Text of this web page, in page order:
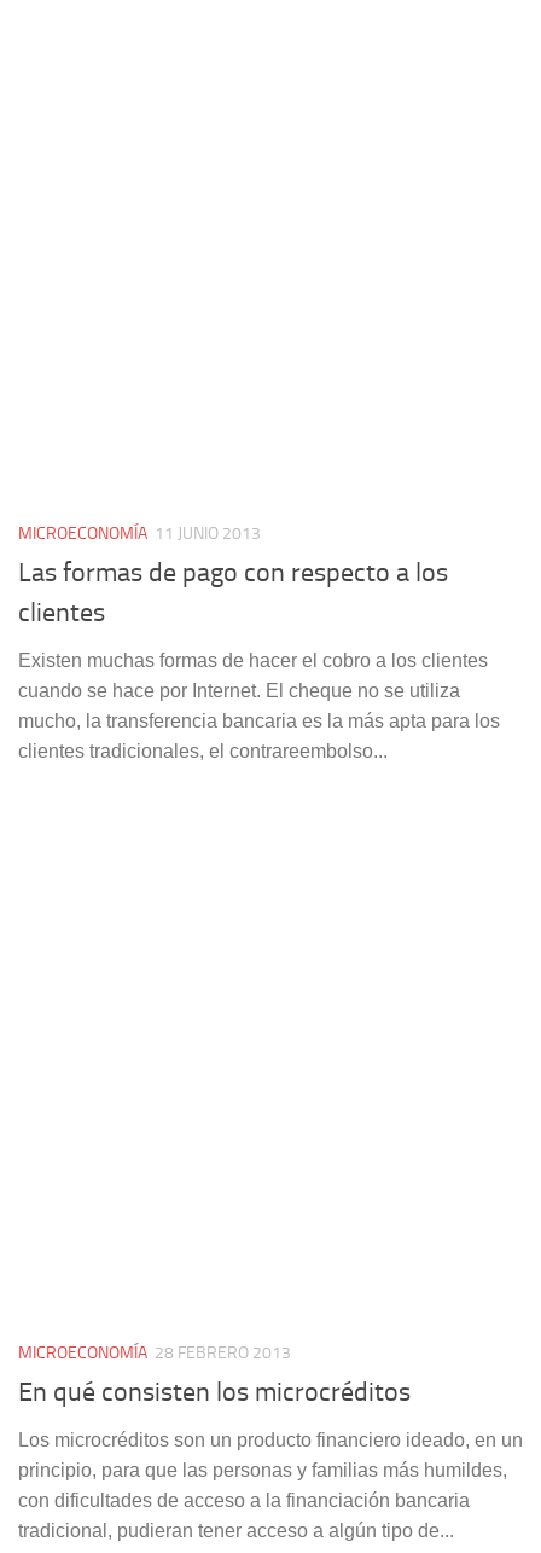
MICROECONOMÍA 11 JUNIO 2013
Las formas de pago con respecto a los
clientes
Existen muchas formas de hacer el cobro a los clientes
cuando se hace por Internet. El cheque no se utiliza
mucho, la transferencia bancaria es la más apta para los
clientes tradicionales, el contrareembolso...
MICROECONOMÍA 28 FEBRERO 2013
En qué consisten los microcréditos
Los microcréditos son un producto financiero ideado, en un
principio, para que las personas y familias más humildes,
con dificultades de acceso a la financiación bancaria
tradicional, pudieran tener acceso a algún tipo de...